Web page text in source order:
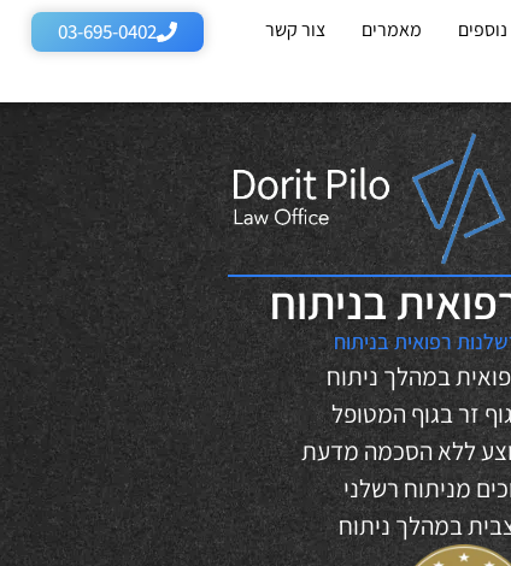
מאמרים צור קשר 03-695-0402
בניתוח
רפואית בניתוח
במהלך ניתוח
זר בגוף המטופל
ללא הסכמה מדעת
מניתוח רשלני
במהלך ניתוח